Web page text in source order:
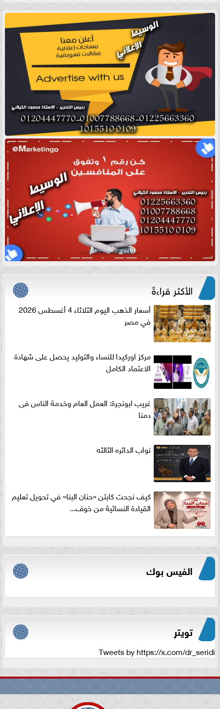
الأكثر قراءةً
أسعار الذهب اليوم الثلاثاء 4 أغسطس 2026
في مصر
مركز اوركيدا للنساء والتوليد يحصل على شهادة
الاعتماد الكامل
غريب ابونجرة: العمل العام وخدمة الناس فى
دمنا
نواب الدائره الثالثه
كيف نجحت كابتن «حنان البنا» في تحويل تعليم
القيادة النسائية من خوف...
الفيس بوك
تويتر
Tweets by https://x.com/dr_seridi